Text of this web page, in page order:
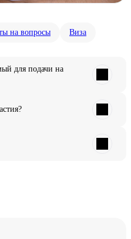
на вопросы Виза
для подачи на